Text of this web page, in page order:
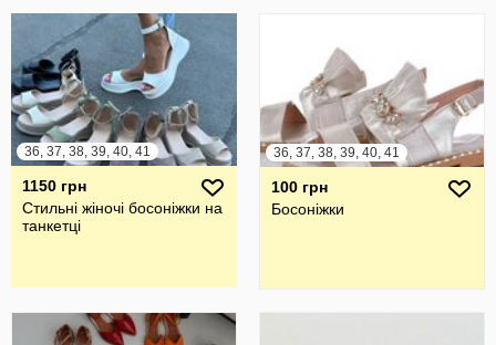
36, 37, 38, 39, 40, 41
1150 грн
Стильні жіночі босоніжки на
танкетці
36, 37, 38, 39, 40, 41
100 грн
Босоніжки